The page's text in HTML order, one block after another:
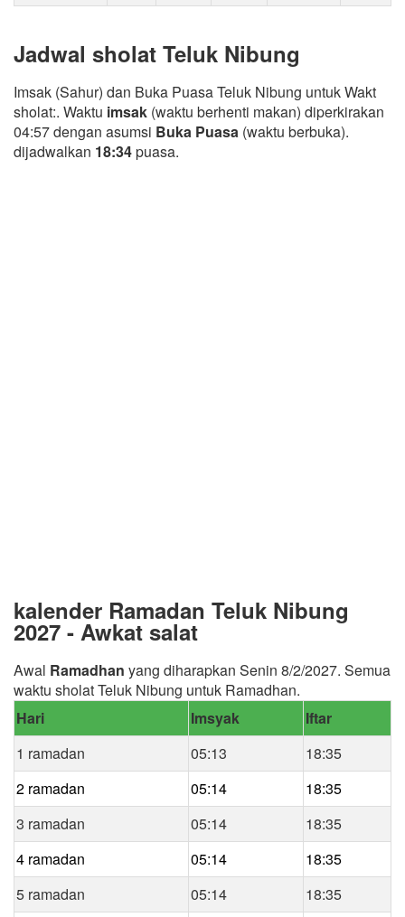
Jadwal sholat Teluk Nibung
Imsak (Sahur) dan Buka Puasa Teluk Nibung untuk Wakt
sholat:. Waktu imsak (waktu berhenti makan) diperkirakan
04:57 dengan asumsi Buka Puasa (waktu berbuka).
dijadwalkan 18:34puasa.
kalender Ramadan Teluk Nibung
2027 - Awkat salat
Awal Ramadhan yang diharapkan Senin 8/2/2027. Semua
waktu sholat Teluk Nibung untuk Ramadhan.
Hari
Imsyak
Iftar
1 ramadan
05:13
18:35
2 ramadan
05:14
18:35
3 ramadan
05:14
18:35
4 ramadan
05:14
18:35
5 ramadan
05:14
18:35